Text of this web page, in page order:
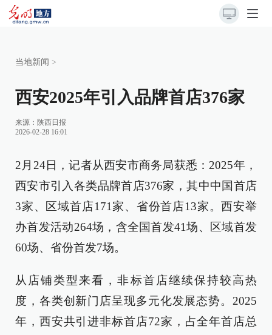
当地新闻 >
西安2025年引入品牌首店376家
来源： 陕西日报
2026-02-28 16:01
2月24日，记者从西安市商务局获悉：2025年，
西安市引入各类品牌首店376家，其中中国首店
3家、区域首店171家、省份首店13家。西安举
办首发活动264场，含全国首发41场、区域首发
60场、省份首发7场。
从店铺类型来看，非标首店继续保持较高热
度，各类创新门店呈现多元化发展态势。2025
年，西安共引进非标首店72家，占全年首店总